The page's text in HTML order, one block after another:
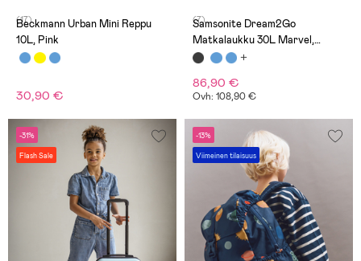
(17)
Beckmann Urban Mini Reppu
10L, Pink
30,90 €
(7)
Samsonite Dream2Go
Matkalaukku 30L Marvel,
Spider-Man Mystery
86,90 €
Ovh: 108,90 €
-31%
Flash Sale
-13%
Viimeinen tilaisuus